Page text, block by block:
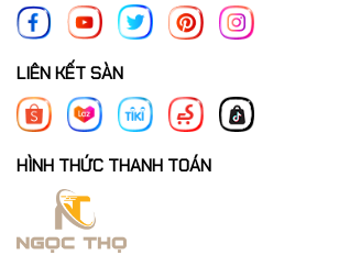
LIÊN KẾT SÀN
HÌNH THỨC THANH TOÁN